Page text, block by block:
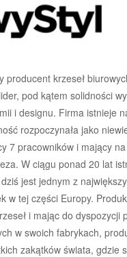
producent krzeseł
pod kątem solidności
i designu. Firma istnieje
rozpoczynała jako
7 pracowników i mający
W ciągu ponad 20 lat
jest jednym z
w tej części Europy.
i mając do dyspozycji
w swoich fabrykach,
zakątków świata, gdzie